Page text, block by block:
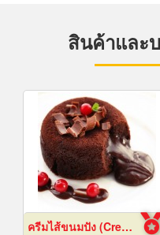
สินค้าและ
ครีมไส้ขนมปัง (Cream fillings for bread)